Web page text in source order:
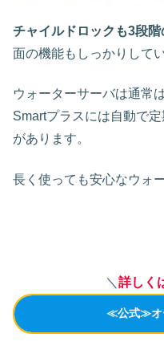
チャイルドロックも3段
面の機能もしっかりしてい
ウォーターサーバは通常
Smartプラスには自動で
があります。
長く使っても安心なウォ
＼ 詳しく
≪公式≫オ